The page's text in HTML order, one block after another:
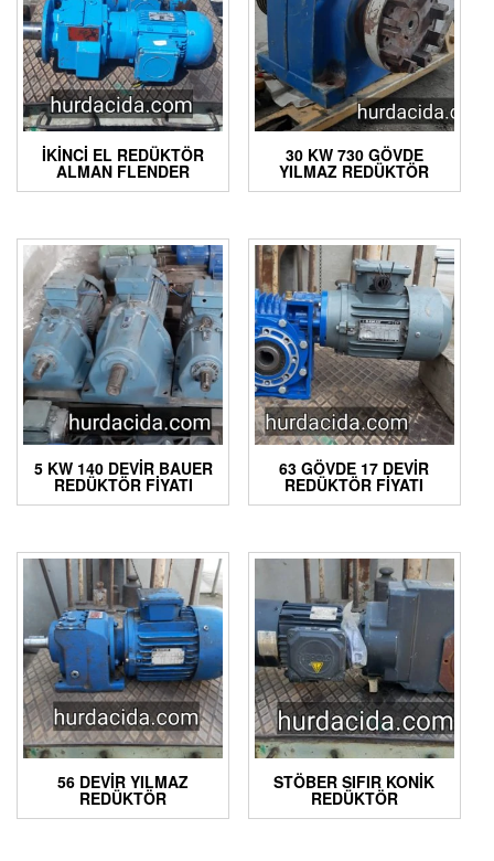
İKINCI EL REDÜKTÖR
ALMAN FLENDER
30 KW 730 GÖVDE
YILMAZ REDÜKTÖR
5 KW 140 DEVIR BAUER
REDÜKTÖR FIYATI
63 GÖVDE 17 DEVIR
REDÜKTÖR FIYATI
56 DEVIR YILMAZ
REDÜKTÖR
STÖBER SIFIR KONIK
REDÜKTÖR